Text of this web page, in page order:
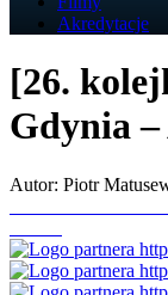
Akredytacje
[26.
Gdynia –
Autor: Piotr